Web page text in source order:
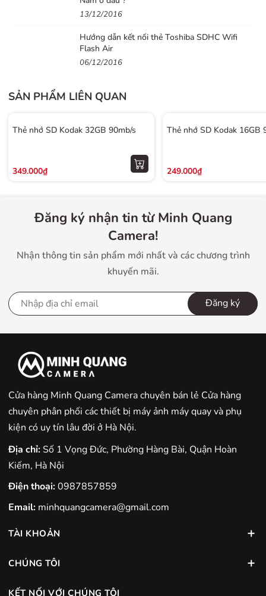
13/12/2016
Hướng dẫn kết nối thẻ Toshiba SDHC Wifi
Flash Air
06/12/2016
SẢN PHẨM LIÊN QUAN
Thẻ nhớ SD Kodak 32GB 90mb/s
349.000₫
Thẻ nhớ SD Kodak 16GB
249.000₫
Đăng ký nhận tin từ Minh Quang
Camera!
Nhận thông tin sản phẩm mới nhất và các chương trình
khuyến mãi.
Đăng ký
Cửa hàng Minh Quang Camera chuyên bán lẻ Cửa hàng
chuyên phân phối các thiết bị máy ảnh máy quay và phụ
kiện có uy tín lâu đời ở Hà Nội.
Địa chỉ:Số 1 Vọng Đức, Phường Hàng Bài, Quận Hoàn
Kiếm, Hà Nội
Điện thoại:0987857859
Email: minhquangcamera@gmail.com
TÀI KHOẢN
CHÚNG TÔI
KẾT NỐI VỚI CHÚNG TÔI